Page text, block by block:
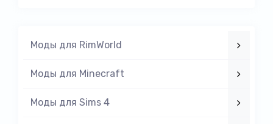
Моды для RimWorld
Моды для Minecraft
Моды для Sims 4